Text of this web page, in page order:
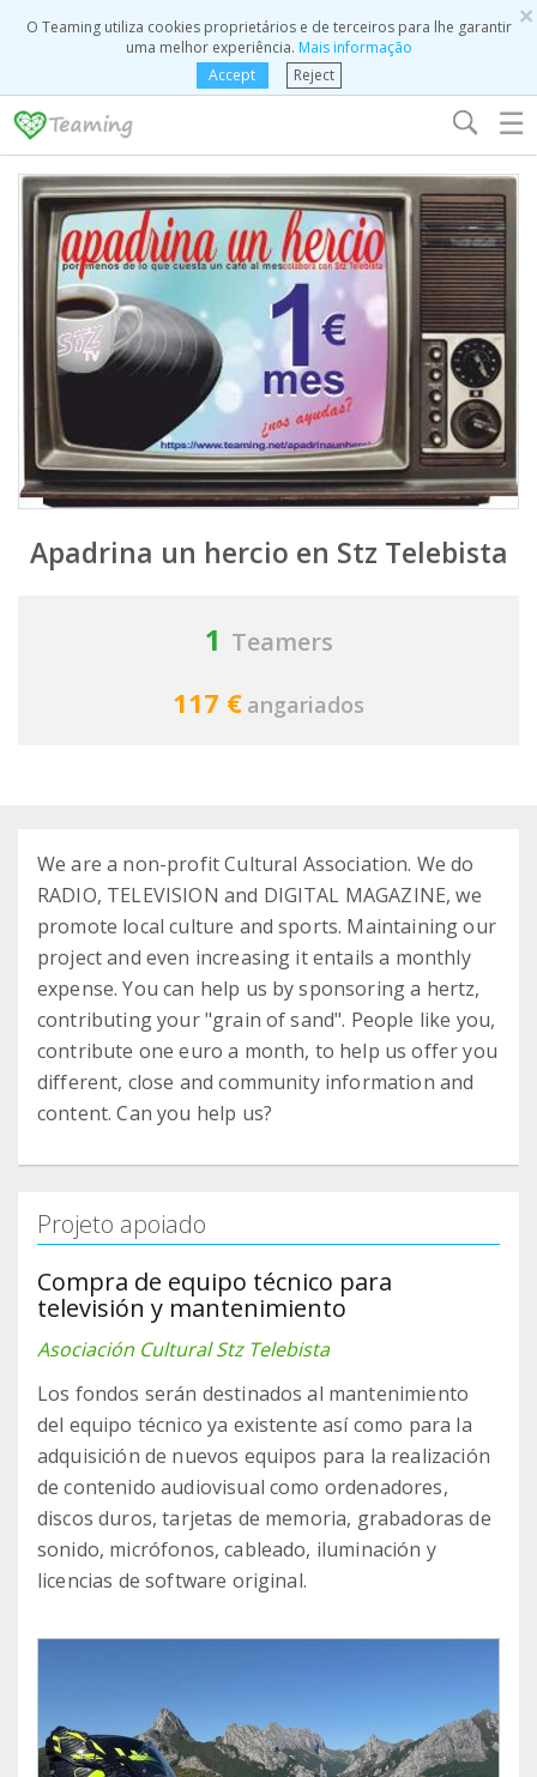
×
O Teaming utiliza cookies proprietários e de terceiros para lhe garantir
uma melhor experiência. Mais informação
Accept
Reject
☰
Apadrina un hercio en Stz Telebista
1 Teamers
117 € angariados
We are a non-profit Cultural Association. We do
RADIO, TELEVISION and DIGITAL MAGAZINE, we
promote local culture and sports. Maintaining our
project and even increasing it entails a monthly
expense. You can help us by sponsoring a hertz,
contributing your "grain of sand". People like you,
contribute one euro a month, to help us offer you
different, close and community information and
content. Can you help us?
Projeto apoiado
Compra de equipo técnico para
televisión y mantenimiento
Asociación Cultural Stz Telebista
Los fondos serán destinados al mantenimiento
del equipo técnico ya existente así como para la
adquisición de nuevos equipos para la realización
de contenido audiovisual como ordenadores,
discos duros, tarjetas de memoria, grabadoras de
sonido, micrófonos, cableado, iluminación y
licencias de software original.